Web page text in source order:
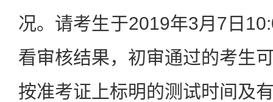
况。请考生于2019年3月7日
看审核结果，初审通过的考生
按准考证上标明的测试时间及